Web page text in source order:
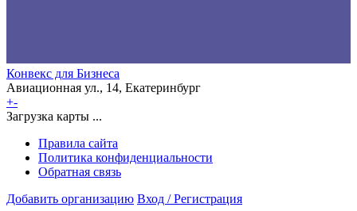
Конвекс для Бизнеса
Авиационная ул., 14, Екатеринбург
+-
Загрузка карты ...
Правила сайта
Политика конфиденциальности
Обратная связь
Добавить организацию Вход / Регистрация